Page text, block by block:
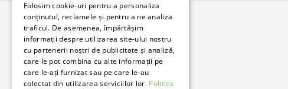
Bunzl Romania
Soluții complete pentru afacerea ta.
Folosim cookie-uri pentru a personaliza
conținutul, reclamele și pentru a ne analiza
traficul. De asemenea, împărtășim
informații despre utilizarea site-ului nostru
cu partenerii noștri de publicitate și analiză,
care le pot combina cu alte informații pe
care le-ați furnizat sau pe care le-au
colectat din utilizarea serviciilor lor. Politica